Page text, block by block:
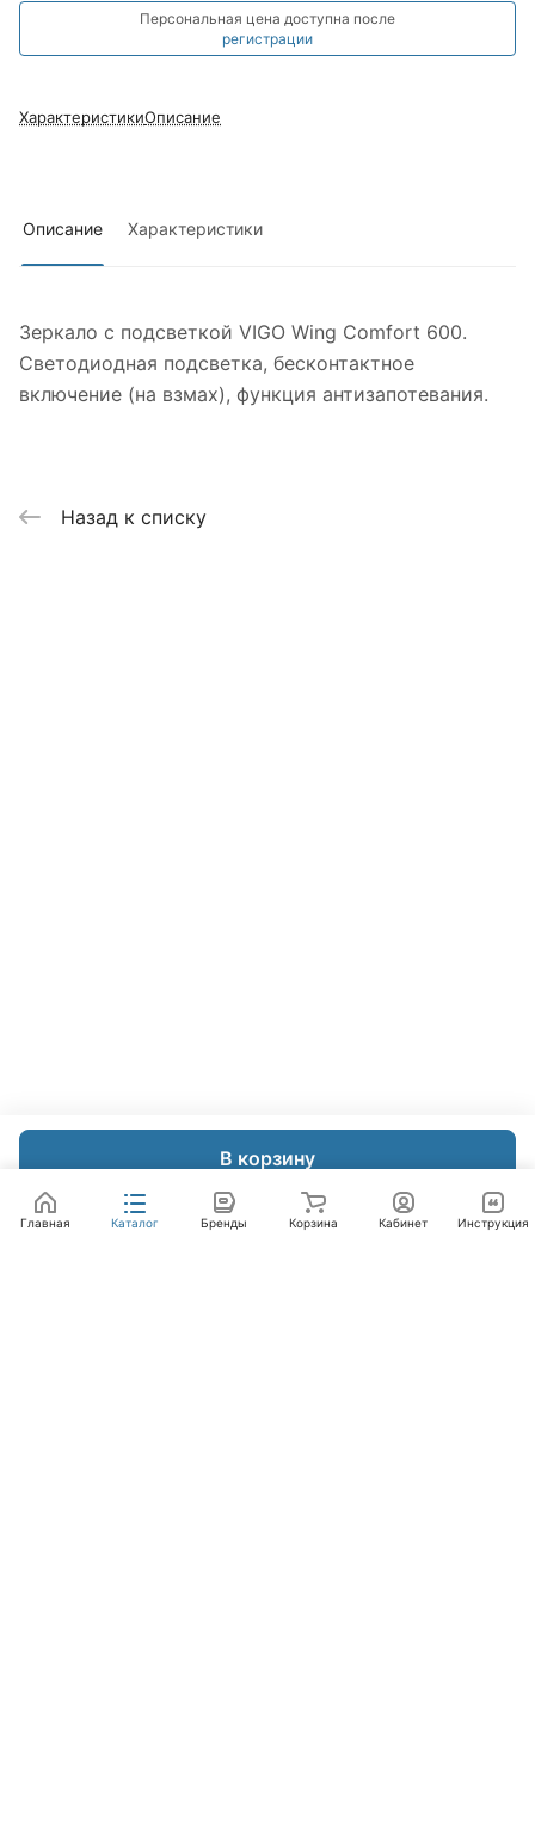
Персональная цена доступна после
регистрации
В корзину
ХарактеристикиОписание
Описание Характеристики
Зеркало с подсветкой VIGO Wing Comfort 600.
Светодиодная подсветка, бесконтактное
включение (на взмах), функция антизапотевания.
Назад к списку
Главная Каталог Бренды Корзина Кабинет Инструкция